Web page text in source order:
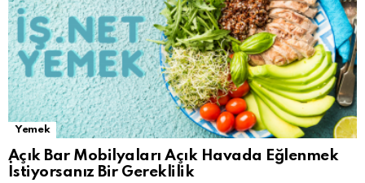
Yemek
Açık Bar Mobilyaları Açık Havada Eğlenmek
İstiyorsanız Bir Gereklilik